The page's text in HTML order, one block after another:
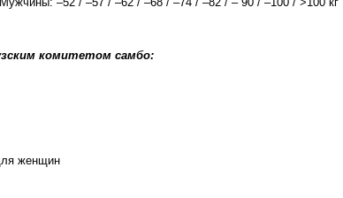
комитетом самбо:
женщин